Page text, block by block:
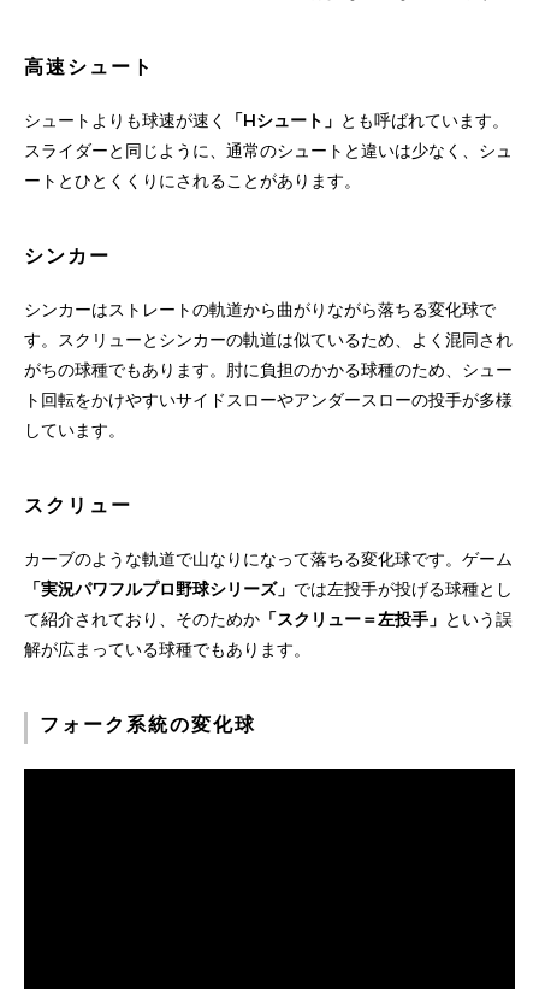
高速シュート
シュートよりも球速が速く 「Hシュート」 とも呼ばれています。
スライダーと同じように、通常のシュートと違いは少なく、シュ
ートとひとくくりにされることがあります。
シンカー
シンカーはストレートの軌道から曲がりながら落ちる変化球で
す。スクリューとシンカーの軌道は似ているため、よく混同され
がちの球種でもあります。肘に負担のかかる球種のため、シュー
ト回転をかけやすいサイドスローやアンダースローの投手が多様
しています。
スクリュー
カーブのような軌道で山なりになって落ちる変化球です。ゲーム
「実況パワフルプロ野球シリーズ」 では左投手が投げる球種とし
て紹介されており、そのためか 「スクリュー＝左投手」 という誤
解が広まっている球種でもあります。
フォーク系統の変化球